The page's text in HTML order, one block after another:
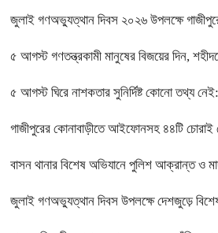
জুলাই গণঅভ্যুত্থান দিবস ২০২৬ উপলক্ষে
৫ আগস্ট গণতন্ত্রকামী মানুষের বিজয়ের দিন,
৫ আগস্ট ঘিরে নাশকতার সুনির্দিষ্ট কোনো তথ্য
গাজীপুরের কোনাবাড়ীতে আইফোনসহ ৪৪টি চোরাই
বাসন থানার বিশেষ অভিযানে পুলিশ আক্রান্ত ও
জুলাই গণঅভ্যুত্থান দিবস উপলক্ষে দেশজুড়ে